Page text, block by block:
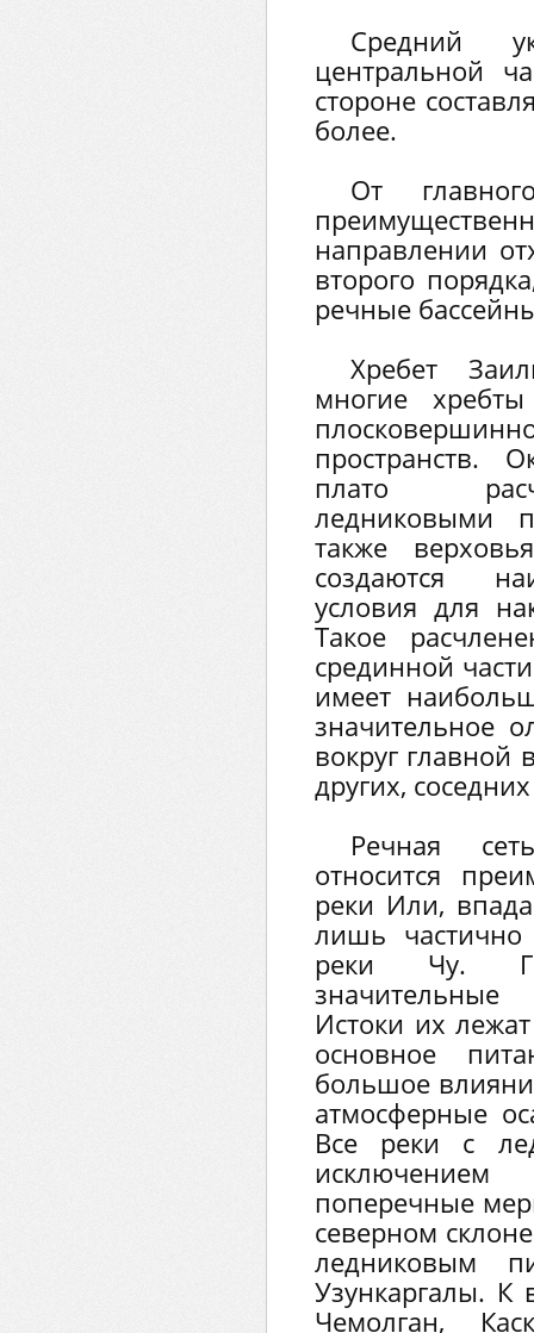
Средний
центральной
стороне
более.
От
направлении
второго
речные
Хребет
многие
пространств.
плато
ледниковыми
также
создаются
условия для
Такое
срединной
имеет
значительное
вокруг
других,
Речная
относится
реки Или,
лишь частично
реки Чу.
значительные
Истоки их
основное
большое
атмосферные
Все реки с
поперечные
северном
ледниковым
Узункаргалы. К
Чемолган,